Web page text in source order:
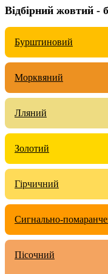
Відбірний жовтий -
Бурштиновий
Морквяний
Лляний
Золотий
Гірчичний
Сигнально-
Пісочний